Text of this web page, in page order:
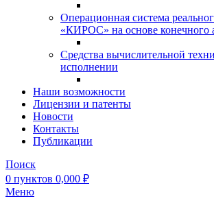
Операционная система
«КИРОС» на основе конечного
Средства вычислительной
исполнении
Наши возможности
Лицензии и патенты
Новости
Контакты
Публикации
Поиск
0 пунктов 0,000 ₽
Меню